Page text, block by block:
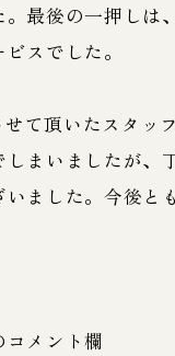
最後の一押しは
スでした。
て頂いたスタッ
まいましたが、
いました。今後と
コメント欄